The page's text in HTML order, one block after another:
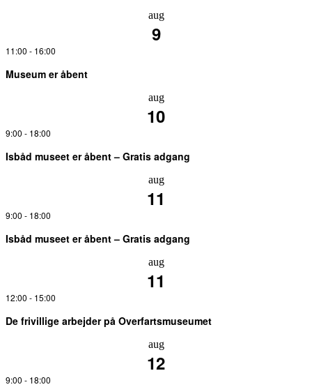
aug
9
11:00 - 16:00
Museum er åbent
aug
10
9:00 - 18:00
Isbåd museet er åbent – Gratis adgang
aug
11
9:00 - 18:00
Isbåd museet er åbent – Gratis adgang
aug
11
12:00 - 15:00
De frivillige arbejder på Overfartsmuseumet
aug
12
9:00 - 18:00